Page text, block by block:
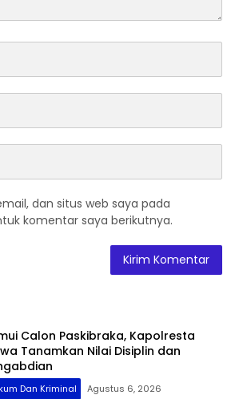
dan situs web saya pada
komentar saya berikutnya.
Calon Paskibraka, Kapolresta
Tanamkan Nilai Disiplin dan
Dan Kriminal Agustus 6, 2026